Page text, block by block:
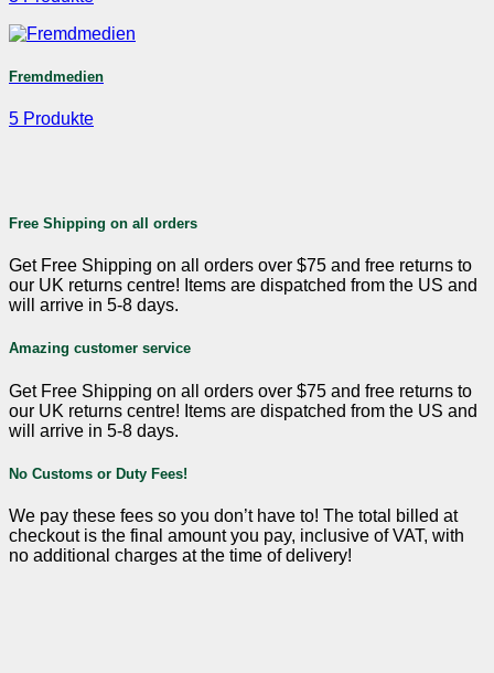
Fremdmedien
5 Produkte
Free Shipping on all orders
Get Free Shipping on all orders over $75 and free returns to
our UK returns centre! Items are dispatched from the US and
will arrive in 5-8 days.
Amazing customer service
Get Free Shipping on all orders over $75 and free returns to
our UK returns centre! Items are dispatched from the US and
will arrive in 5-8 days.
No Customs or Duty Fees!
We pay these fees so you don’t have to! The total billed at
checkout is the final amount you pay, inclusive of VAT, with
no additional charges at the time of delivery!